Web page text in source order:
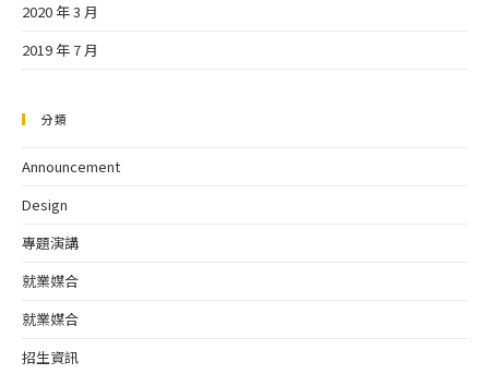
2020 年 3 月
2019 年 7 月
分類
Announcement
Design
專題演講
就業媒合
就業媒合
招生資訊